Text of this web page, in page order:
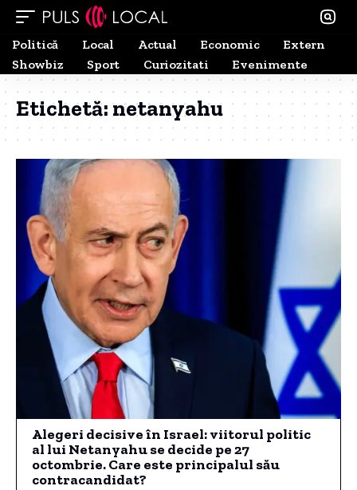
Politică Local Actual Economic
Extern
Showbiz
Sport Curiozitati Evenimente
Etichetă:netanyahu
Alegeri decisive în Israel: viitorul politic
al lui Netanyahu se decide pe 27
octombrie. Care este principalul său
contracandidat?